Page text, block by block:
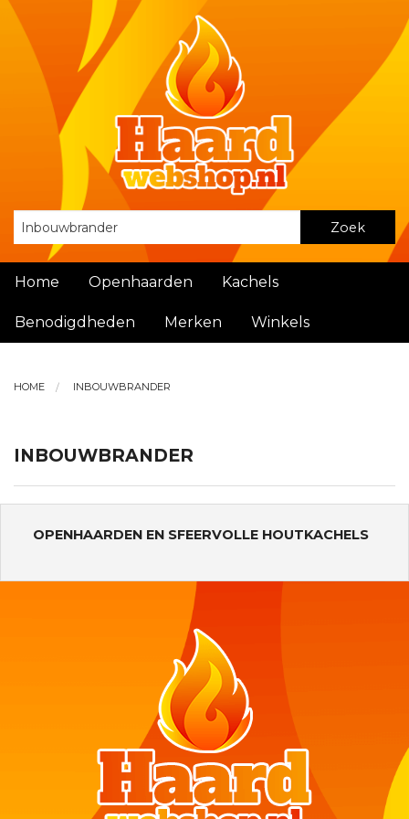
Zoek
Home Openhaarden Kachels
Benodigdheden Merken Winkels
HOME INBOUWBRANDER
INBOUWBRANDER
OPENHAARDEN EN SFEERVOLLE HOUTKACHELS